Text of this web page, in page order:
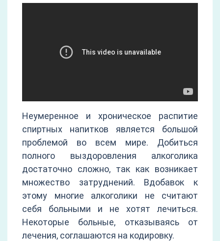
Неумеренное и хроническое распитие
спиртных напитков является большой
проблемой во всем мире. Добиться
полного выздоровления алкоголика
достаточно сложно, так как возникает
множество затруднений. Вдобавок к
этому многие алкоголики не считают
себя больными и не хотят лечиться.
Некоторые больные, отказываясь от
лечения, соглашаются на кодировку.